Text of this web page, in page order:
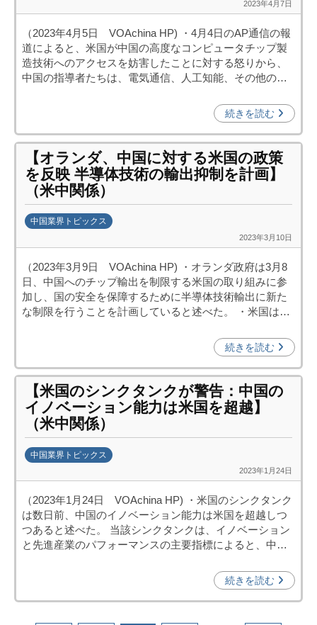
p
o
)
2023年4月7日
日
中
投
機
(
i
o
)
（2023年4月5日 VOAchina HP) ・4月4日のAP通信の報
道によると、米国が中国の高度なコンピュータチップ製
造技術へのアクセスを妨害したことに対する怒りから、
中国の指導者たちは、電気通信、人工知能、その他の…
続きを読む
【オランダ、中国に対する米国の政策
を反映 半導体技術の輸出抑制を計画】
（米中関係）
中国業界トピックス
2023年3月10日
日
中
投
機
(
i
o
)
（2023年3月9日 VOAchina HP) ・オランダ政府は3月8
日、中国へのチップ輸出を制限する米国の取り組みに参
加し、国の安全を保障するために半導体技術輸出に新た
な制限を行うことを計画していると述べた。 ・米国は…
続きを読む
【米国のシンクタンクが警告：中国の
イノベーション能力は米国を超越】
（米中関係）
中国業界トピックス
2023年1月24日
日
中
投
（2023年1月24日 VOAchina HP) ・米国のシンクタンク
は数日前、中国のイノベーション能力は米国を超越しつ
つあると述べた。 当該シンクタンクは、イノベーション
と先進産業のパフォーマンスの主要指標によると、中…
続きを読む